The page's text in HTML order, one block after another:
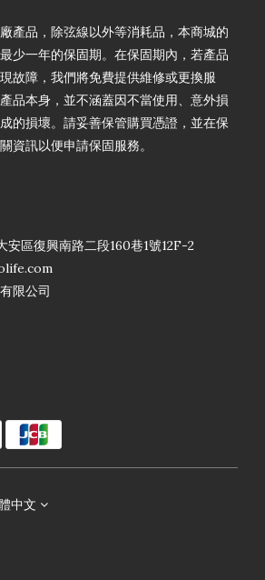
產品，除弦線以外等消耗品，本商城的
少一年的保固期。在保固期內，若產品
故障，我們將免費提供維修或更換服
品本身，並不涵蓋因不當使用、意外損
的損壞。請妥善保管購買憑證，並在保
資訊以便申請保固服務。
安區復興南路二段160巷1號12F-2
限公司
中文